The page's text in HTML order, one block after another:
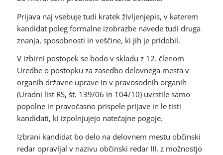
Prijava naj vsebuje tudi kratek življenjepis, v katerem
kandidat poleg formalne izobrazbe navede tudi druga
znanja, sposobnosti in veščine, ki jih je pridobil.
V izbirni postopek se bodo v skladu z 12. členom
Uredbe o postopku za zasedbo delovnega mesta v
organih državne uprave in v pravosodnih organih
(Uradni list RS, št. 139/06 in 104/10) uvrstile samo
popolne in pravočasno prispele prijave in le tisti
kandidati, ki izpolnjujejo natečajne pogoje.
Izbrani kandidat bo delo na delovnem mestu občinski
redar opravljal v nazivu občinski redar III, z možnostjo